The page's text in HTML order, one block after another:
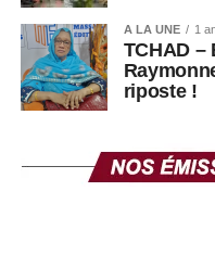
A LA UNE 1 an
TCHAD –
riposte !